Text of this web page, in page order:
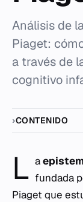
Análisis de
Piaget:
a través de
cognitivo
CONTENIDO
L a
fundada
Piaget que